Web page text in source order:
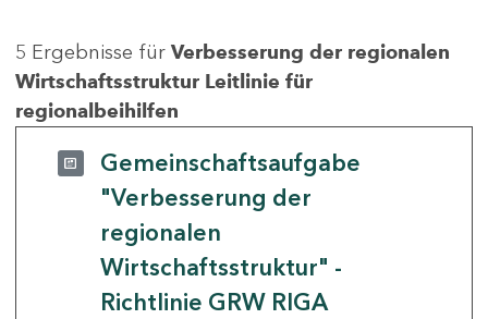
5 Ergebnisse für Verbesserung der regionalen
Wirtschaftsstruktur Leitlinie für
regionalbeihilfen
Gemeinschaftsaufgabe
"Verbesserung der
regionalen
Wirtschaftsstruktur" -
Richtlinie GRW RIGA